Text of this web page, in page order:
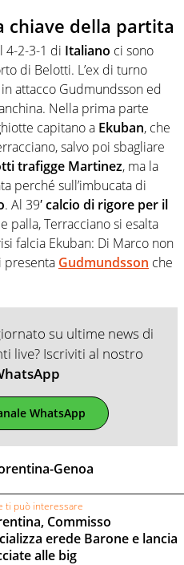
chiave della partita
4-2-3-1 di Italiano ci sono
di Belotti. L’ex di turno
attacco Gudmundsson ed
Nella prima parte
capitano a Ekuban, che
salvo poi sbagliare
trafigge Martinez, ma la
perché sull’imbucata di
. Al 39′calcio di rigore per il
palla, Terracciano si esalta
falcia Ekuban: Di Marco non
presenta Gudmundsson che
su ultime news di
live? Iscriviti al nostro
WhatsApp
Genoa
ti può interessare
Commisso
erede Barone e lancia
alle big